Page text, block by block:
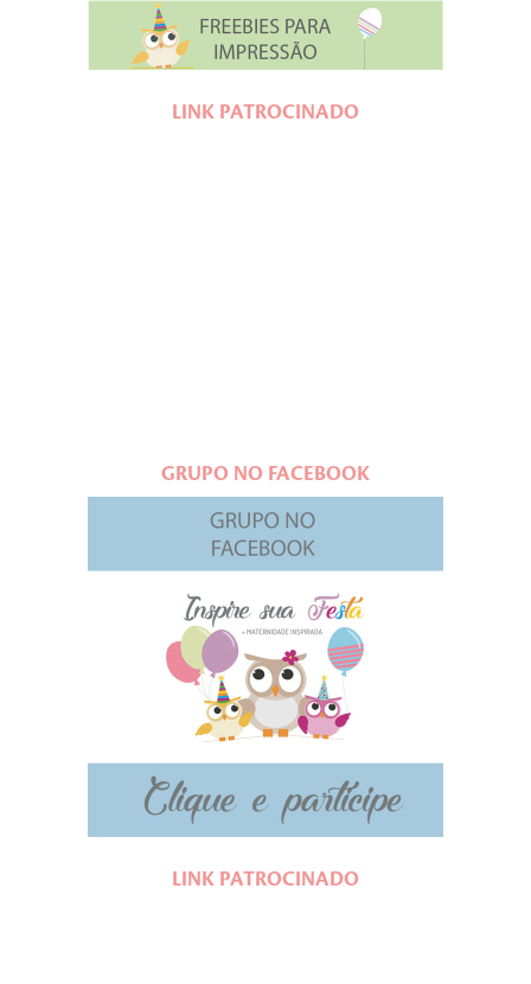
LINK PATROCINADO
GRUPO NO FACEBOOK
LINK PATROCINADO